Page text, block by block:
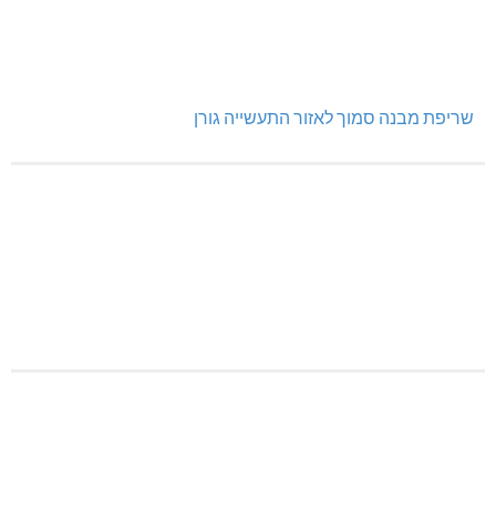
שריפת מבנה סמוך לאזור התעשייה גורן